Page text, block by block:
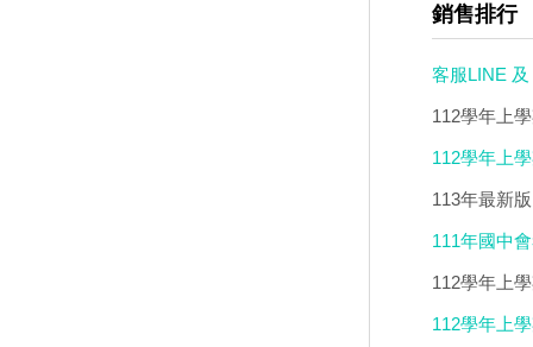
銷售排行
客服LINE
112學年上
(2DVD)
112學年上
(不包含：
113年最新
+康軒會考
林Lite輕+
111年國中
3800+ 應用
112學年上
習標竿講義)
112學年上